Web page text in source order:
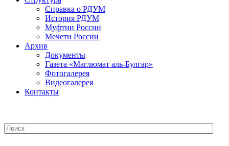
Справка о РДУМ
История РДУМ
Муфтии России
Мечети России
Архив
Документы
Газета «Маглюмат аль-Булгар»
Фотогалерея
Видеогалерея
Контакты